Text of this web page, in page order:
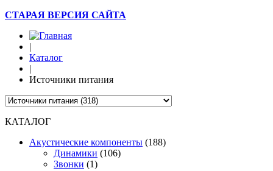
СТАРАЯ ВЕРСИЯ САЙТА
|
Каталог
|
Источники питания
КАТАЛОГ
Акустические компоненты (188)
Динамики (106)
Звонки (1)